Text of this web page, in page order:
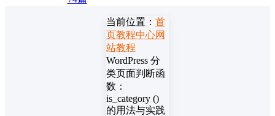
当前位置： 首
页教程中心网
站教程
WordPress 分
类页面判断函
数：
is_category ()
的用法与实践